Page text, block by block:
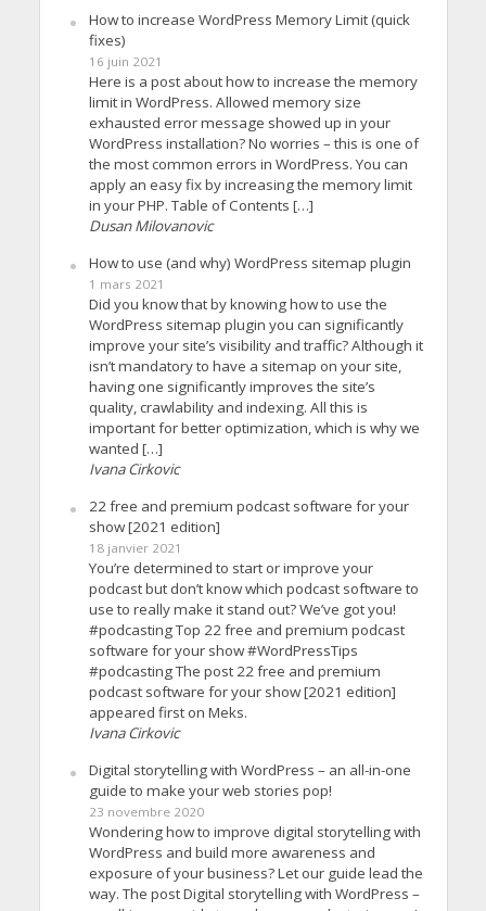
How to increase WordPress Memory Limit (quick
fixes)
16 juin 2021
Here is a post about how to increase the memory
limit in WordPress. Allowed memory size
exhausted error message showed up in your
WordPress installation? No worries – this is one of
the most common errors in WordPress. You can
apply an easy fix by increasing the memory limit
in your PHP. Table of Contents […]
Dusan Milovanovic
How to use (and why) WordPress sitemap plugin
1 mars 2021
Did you know that by knowing how to use the
WordPress sitemap plugin you can significantly
improve your site’s visibility and traffic? Although it
isn’t mandatory to have a sitemap on your site,
having one significantly improves the site’s
quality, crawlability and indexing. All this is
important for better optimization, which is why we
wanted […]
Ivana Cirkovic
22 free and premium podcast software for your
show [2021 edition]
18 janvier 2021
You’re determined to start or improve your
podcast but don’t know which podcast software to
use to really make it stand out? We’ve got you!
#podcasting Top 22 free and premium podcast
software for your show #WordPressTips
#podcasting The post 22 free and premium
podcast software for your show [2021 edition]
appeared first on Meks.
Ivana Cirkovic
Digital storytelling with WordPress – an all-in-one
guide to make your web stories pop!
23 novembre 2020
Wondering how to improve digital storytelling with
WordPress and build more awareness and
exposure of your business? Let our guide lead the
way. The post Digital storytelling with WordPress –